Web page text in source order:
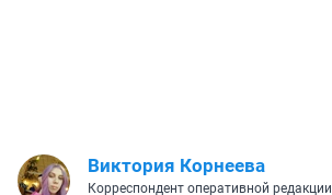
Виктория Корнеева
Корреспондент оперативной редакции